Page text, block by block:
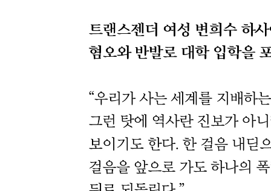
240 · 우먼 온 톱
244 · 어른 없는 시대, 성장을 상상하는 영화들